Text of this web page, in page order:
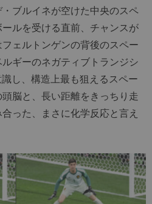
ブルイネが空けた中央のスペ
ルを受ける直前、チャンスが
ェルトンゲンの背後のスペー
ギーのネガティブトランジシ
し、構造上最も狙えるスペー
脳と、長い距離をきっちり走
った、まさに化学反応と言え